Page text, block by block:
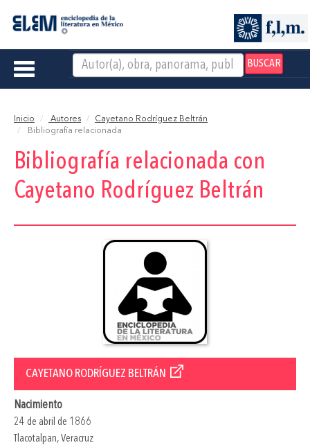
BUSCAR
Toggle
Inicio Autores
Cayetano Rodríguez Beltrán
Bibliografía relacionada
Bibliografía relacionada con
Cayetano Rodríguez Beltrán
CAYETANO RODRÍGUEZ BELTRÁN
Nacimiento
24 de abril de 1866
Tlacotalpan, Veracruz